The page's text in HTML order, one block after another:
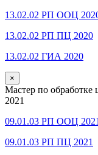
13.02.02 РП ООЦ
13.02.02 РП ПЦ 2020
13.02.02 ГИА 2020
×
Мастер по
2021
09.01.03 РП ООЦ 2021
09.01.03 РП ПЦ 2021